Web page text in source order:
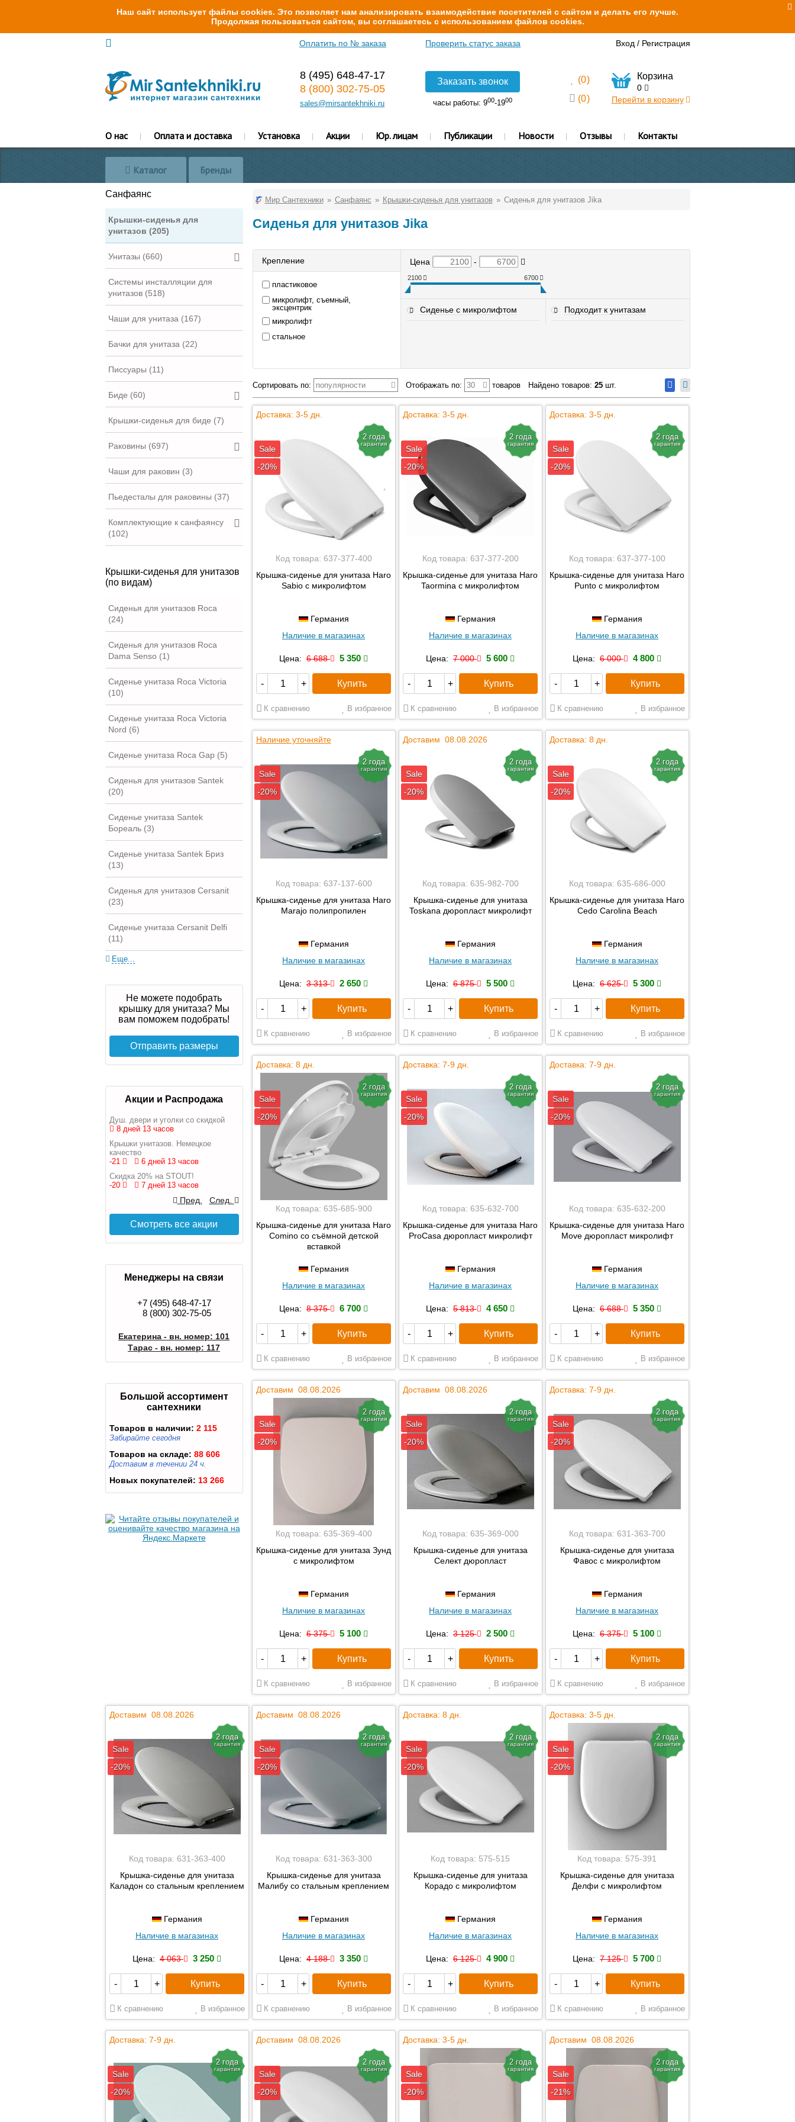
Наш сайт использует файлы cookies. Это позволяет нам анализировать взаимодействие посетителей с сайтом и делать его лучше.
Продолжая пользоваться сайтом, вы соглашаетесь с использованием файлов cookies.
Оплатить по № заказа Проверить статус заказа Вход / Регистрация
8 (495) 648-47-17
8 (800) 302-75-05
sales@mirsantekhniki.ru
Заказать звонок
часы работы: 900-1900
(0)
(0)
Корзина
0
Перейти в корзину
О нас Оплата и доставка Установка Акции Юр. лицам Публикации Новости Отзывы Контакты
Каталог Бренды
Санфаянс
Крышки-сиденья для
унитазов (205)
Унитазы (660)
Системы инсталляции для
унитазов (518)
Чаши для унитаза (167)
Бачки для унитаза (22)
Писсуары (11)
Биде (60)
Крышки-сиденья для биде (7)
Раковины (697)
Чаши для раковин (3)
Пьедесталы для раковины (37)
Комплектующие к санфаянсу
(102)
Крышки-сиденья для унитазов
(по видам)
Сиденья для унитазов Roca
(24)
Сиденья для унитазов Roca
Dama Senso (1)
Сиденье унитаза Roca Victoria
(10)
Сиденье унитаза Roca Victoria
Nord (6)
Сиденье унитаза Roca Gap (5)
Сиденья для унитазов Santek
(20)
Сиденье унитаза Santek
Бореаль (3)
Сиденье унитаза Santek Бриз
(13)
Сиденья для унитазов Cersanit
(23)
Сиденье унитаза Cersanit Delfi
(11)
Еще...
Не можете подобрать
крышку для унитаза? Мы
вам поможем подобрать!
Отправить размеры
Акции и Распродажа
Душ. двери и уголки со скидкой
8 дней 13 часов
Крышки унитазов. Немецкое
качество
-21
6 дней 13 часов
Скидка 20% на STOUT!
-20
7 дней 13 часов
Пред. След.
Смотреть все акции
Менеджеры на связи
+7 (495) 648-47-17
8 (800) 302-75-05
Екатерина - вн. номер: 101
Тарас - вн. номер: 117
Большой ассортимент
сантехники
Товаров в наличии: 2 115
Забирайте сегодня
Товаров на складе: 88 606
Доставим в течении 24 ч.
Новых покупателей: 13 266
Мир Сантехники Санфаянс Крышки-сиденья для унитазов Сиденья для унитазов Jika
Сиденья для унитазов Jika
Крепление
пластиковое
микролифт, съемный,
эксцентрик
микролифт
стальное
Цена -
2100 6700
Сиденье с микролифтом Подходит к унитазам
Сортировать по: популярности Отображать по: 30 товаров Найдено товаров: 25шт.
Доставка: 3-5 дн.
-20%
Sale
2 года
гарантия
Код товара: 637-377-400
Крышка-сиденье для унитаза Haro
Sabio с микролифтом
Германия
Наличие в магазинах
Цена: 6 688 5 350
- + Купить
К сравнению В избранное
Доставка: 3-5 дн.
-20%
Sale
2 года
гарантия
Код товара: 637-377-200
Крышка-сиденье для унитаза Haro
Taormina с микролифтом
Германия
Наличие в магазинах
Цена: 7 000 5 600
- + Купить
К сравнению В избранное
Доставка: 3-5 дн.
-20%
Sale
2 года
гарантия
Код товара: 637-377-100
Крышка-сиденье для унитаза Haro
Punto с микролифтом
Германия
Наличие в магазинах
Цена: 6 000 4 800
- + Купить
К сравнению В избранное
Наличие уточняйте
-20%
Sale
2 года
гарантия
Код товара: 637-137-600
Крышка-сиденье для унитаза Haro
Marajo полипропилен
Германия
Наличие в магазинах
Цена: 3 313 2 650
- + Купить
К сравнению В избранное
Доставим 08.08.2026
-20%
Sale
2 года
гарантия
Код товара: 635-982-700
Крышка-сиденье для унитаза
Toskana дюропласт микролифт
Германия
Наличие в магазинах
Цена: 6 875 5 500
- + Купить
К сравнению В избранное
Доставка: 8 дн.
-20%
Sale
2 года
гарантия
Код товара: 635-686-000
Крышка-сиденье для унитаза Haro
Cedo Carolina Beach
Германия
Наличие в магазинах
Цена: 6 625 5 300
- + Купить
К сравнению В избранное
Доставка: 8 дн.
-20%
Sale
2 года
гарантия
Код товара: 635-685-900
Крышка-сиденье для унитаза Haro
Comino со съёмной детской
вставкой
Германия
Наличие в магазинах
Цена: 8 375 6 700
- + Купить
К сравнению В избранное
Доставка: 7-9 дн.
-20%
Sale
2 года
гарантия
Код товара: 635-632-700
Крышка-сиденье для унитаза Haro
ProCasa дюропласт микролифт
Германия
Наличие в магазинах
Цена: 5 813 4 650
- + Купить
К сравнению В избранное
Доставка: 7-9 дн.
-20%
Sale
2 года
гарантия
Код товара: 635-632-200
Крышка-сиденье для унитаза Haro
Move дюропласт микролифт
Германия
Наличие в магазинах
Цена: 6 688 5 350
- + Купить
К сравнению В избранное
Доставим 08.08.2026
-20%
Sale
2 года
гарантия
Код товара: 635-369-400
Крышка-сиденье для унитаза Зунд
с микролифтом
Германия
Наличие в магазинах
Цена: 6 375 5 100
- + Купить
К сравнению В избранное
Доставим 08.08.2026
-20%
Sale
2 года
гарантия
Код товара: 635-369-000
Крышка-сиденье для унитаза
Селект дюропласт
Германия
Наличие в магазинах
Цена: 3 125 2 500
- + Купить
К сравнению В избранное
Доставка: 7-9 дн.
-20%
Sale
2 года
гарантия
Код товара: 631-363-700
Крышка-сиденье для унитаза
Фавос с микролифтом
Германия
Наличие в магазинах
Цена: 6 375 5 100
- + Купить
К сравнению В избранное
Доставим 08.08.2026
-20%
Sale
2 года
гарантия
Код товара: 631-363-400
Крышка-сиденье для унитаза
Каладон со стальным креплением
Германия
Наличие в магазинах
Цена: 4 063 3 250
- + Купить
К сравнению В избранное
Доставим 08.08.2026
-20%
Sale
2 года
гарантия
Код товара: 631-363-300
Крышка-сиденье для унитаза
Малибу со стальным креплением
Германия
Наличие в магазинах
Цена: 4 188 3 350
- + Купить
К сравнению В избранное
Доставка: 8 дн.
-20%
Sale
2 года
гарантия
Код товара: 575-515
Крышка-сиденье для унитаза
Корадо с микролифтом
Германия
Наличие в магазинах
Цена: 6 125 4 900
- + Купить
К сравнению В избранное
Доставка: 3-5 дн.
-20%
Sale
2 года
гарантия
Код товара: 575-391
Крышка-сиденье для унитаза
Делфи с микролифтом
Германия
Наличие в магазинах
Цена: 7 125 5 700
- + Купить
К сравнению В избранное
Доставка: 7-9 дн.
-20%
Sale
2 года
гарантия
Доставим 08.08.2026
-20%
Sale
2 года
гарантия
Доставка: 3-5 дн.
-20%
Sale
2 года
гарантия
Доставим 08.08.2026
-21%
Sale
2 года
гарантия